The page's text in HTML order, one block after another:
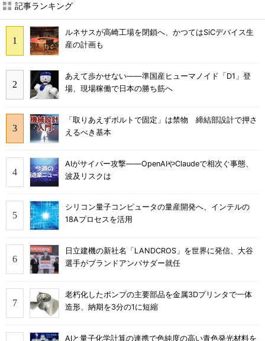
記事ランキング
ルネサスが高崎工場を閉鎖へ、かつてはSiCデバイス生
産の計画も
あえて歩かせない――準国産ヒューマノイド「D1」登
場、現場稼働で日本の勝ち筋へ
「取りあえずボルトで固定」は禁物 締結部設計で押さ
えるべき基本
AIがサイバー攻撃――OpenAIやClaudeで相次ぐ事態、
波及リスクは
シリコン量子コンピュータの量産開発へ、インテルの
18Aプロセスを活用
日立建機の新社名「LANDCROS」を世界に発信、大谷
選手がブランドアンバサダー就任
老朽化したポンプの主要部品を金属3Dプリンタで一体
造形、納期を3分の1に短縮
AIと量子化学計算の連携で色純度の高い青色発光材料を